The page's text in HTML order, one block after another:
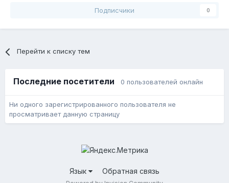
Подписчики 0
Перейти к списку тем
Последние посетители 0 пользователей онлайн
Ни одного зарегистрированного пользователя не
просматривает данную страницу
Язык Обратная связь